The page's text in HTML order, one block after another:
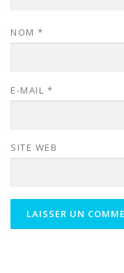
NOM *
E-MAIL *
SITE WEB